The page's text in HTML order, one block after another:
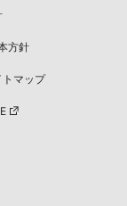
方針
トマップ